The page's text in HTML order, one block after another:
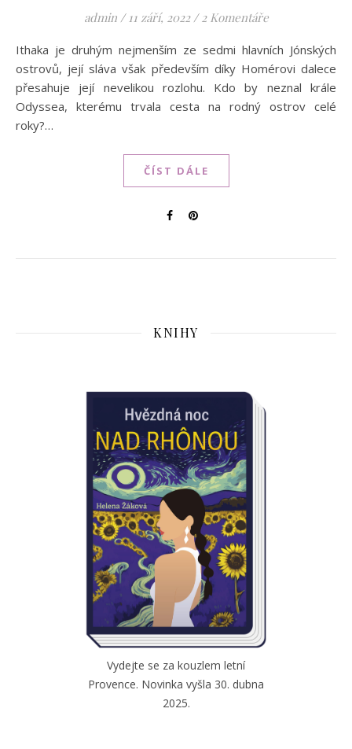
admin / 11 září, 2022 / 2 Komentáře
Ithaka je druhým nejmenším ze sedmi hlavních Jónských
ostrovů, její sláva však především díky Homérovi dalece
přesahuje její nevelikou rozlohu. Kdo by neznal krále
Odyssea, kterému trvala cesta na rodný ostrov celé
roky?…
ČÍST DÁLE
KNIHY
Vydejte se za kouzlem letní
Provence. Novinka vyšla 30. dubna
2025.